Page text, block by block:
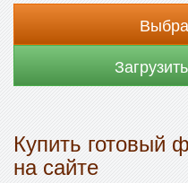
Купить готовый
на сайте